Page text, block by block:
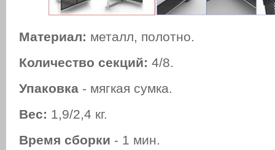
Материал: металл, полотно.
Количество секций: 4/8.
Упаковка - мягкая сумка.
Вес: 1,9/2,4 кг.
Время сборки - 1 мин.